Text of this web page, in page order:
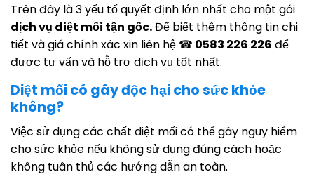
Trên đây là 3 yếu tố quyết định lớn nhất cho một gói
dịch vụ diệt mối tận gốc.Để biết thêm thông tin chi
tiết và giá chính xác xin liên hệ ☎ 0583 226 226 để
được tư vấn và hỗ trợ dịch vụ tốt nhất.
Diệt mối có gây độc hại cho sức khỏe
không?
Việc sử dụng các chất diệt mối có thể gây nguy hiểm
cho sức khỏe nếu không sử dụng đúng cách hoặc
không tuân thủ các hướng dẫn an toàn.